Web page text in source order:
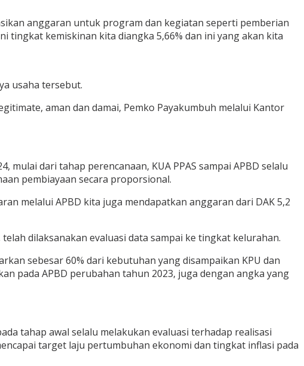
anggaran untuk program dan kegiatan seperti pemberian
tingkat kemiskinan kita diangka 5,66% dan ini yang akan kita
usaha tersebut.
aman dan damai, Pemko Payakumbuh melalui Kantor
dari tahap perencanaan, KUA PPAS sampai APBD selalu
pembiayaan secara proporsional.
melalui APBD kita juga mendapatkan anggaran dari DAK 5,2
dilaksanakan evaluasi data sampai ke tingkat kelurahan.
sebesar 60% dari kebutuhan yang disampaikan KPU dan
pada APBD perubahan tahun 2023, juga dengan angka yang
tahap awal selalu melakukan evaluasi terhadap realisasi
target laju pertumbuhan ekonomi dan tingkat inflasi pada